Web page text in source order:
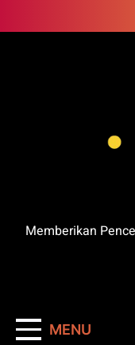
to
Memberikan
MENU